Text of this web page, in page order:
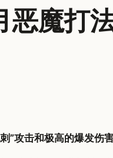
魔打
”攻击和极高的爆发